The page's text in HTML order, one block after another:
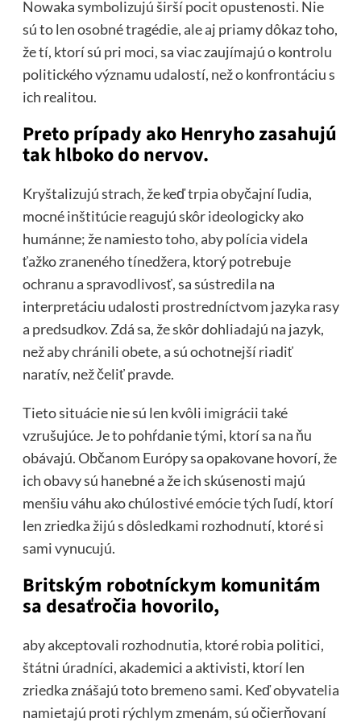
Nowaka symbolizujú širší pocit opustenosti. Nie
sú to len osobné tragédie, ale aj priamy dôkaz toho,
že tí, ktorí sú pri moci, sa viac zaujímajú o kontrolu
politického významu udalostí, než o konfrontáciu s
ich realitou.
Preto prípady ako Henryho zasahujú
tak hlboko do nervov.
Kryštalizujú strach, že keď trpia obyčajní ľudia,
mocné inštitúcie reagujú skôr ideologicky ako
humánne; že namiesto toho, aby polícia videla
ťažko zraneného tínedžera, ktorý potrebuje
ochranu a spravodlivosť, sa sústredila na
interpretáciu udalosti prostredníctvom jazyka rasy
a predsudkov. Zdá sa, že skôr dohliadajú na jazyk,
než aby chránili obete, a sú ochotnejší riadiť
naratív, než čeliť pravde.
Tieto situácie nie sú len kvôli imigrácii také
vzrušujúce. Je to pohŕdanie tými, ktorí sa na ňu
obávajú. Občanom Európy sa opakovane hovorí, že
ich obavy sú hanebné a že ich skúsenosti majú
menšiu váhu ako chúlostivéemócie tých ľudí, ktorí
len zriedka žijú s dôsledkami rozhodnutí, ktoré si
sami vynucujú.
Britským robotníckym komunitám
sa desaťročia hovorilo,
aby akceptovali rozhodnutia, ktoré robia politici,
štátni úradníci, akademici a aktivisti, ktorí len
zriedka znášajú toto bremeno sami. Keď obyvatelia
namietajú proti rýchlym zmenám, sú očierňovaní